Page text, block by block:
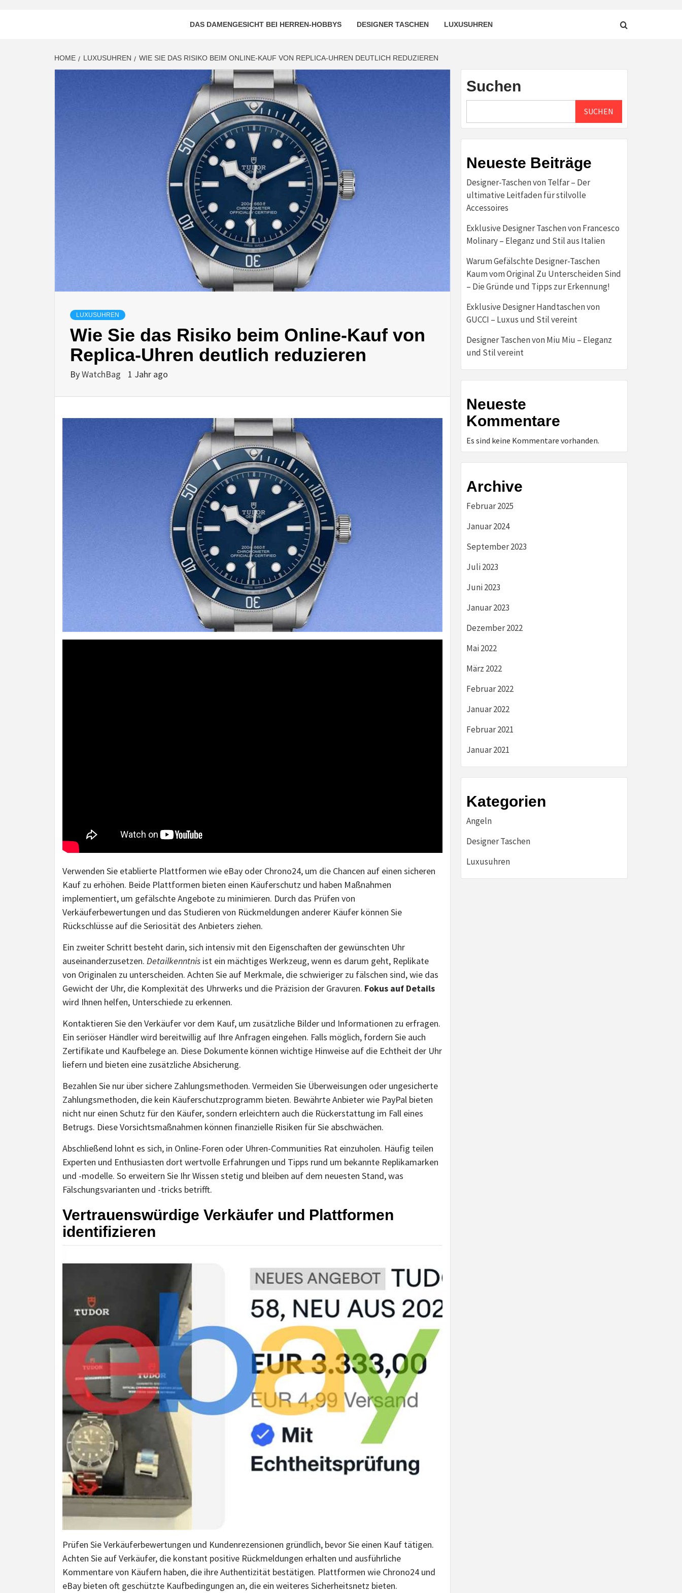
DAS DAMENGESICHT BEI HERREN-HOBBYS DESIGNER TASCHEN LUXUSUHREN
HOME LUXUSUHREN WIE SIE DAS RISIKO BEIM ONLINE-KAUF VON REPLICA-UHREN DEUTLICH REDUZIEREN
LUXUSUHREN
Wie Sie das Risiko beim Online-Kauf von
Replica-Uhren deutlich reduzieren
ByWatchBag 1 Jahr ago
Verwenden Sie etablierte Plattformen wie eBay oder Chrono24, um die Chancen auf einen sicheren
Kauf zu erhöhen. Beide Plattformen bieten einen Käuferschutz und haben Maßnahmen
implementiert, um gefälschte Angebote zu minimieren. Durch das Prüfen von
Verkäuferbewertungen und das Studieren von Rückmeldungen anderer Käufer können Sie
Rückschlüsse auf die Seriosität des Anbieters ziehen.
Ein zweiter Schritt besteht darin, sich intensiv mit den Eigenschaften der gewünschten Uhr
auseinanderzusetzen. Detailkenntnis ist ein mächtiges Werkzeug, wenn es darum geht, Replikate
von Originalen zu unterscheiden. Achten Sie auf Merkmale, die schwieriger zu fälschen sind, wie das
Gewicht der Uhr, die Komplexität des Uhrwerks und die Präzision der Gravuren. Fokus auf Details
wird Ihnen helfen, Unterschiede zu erkennen.
Kontaktieren Sie den Verkäufer vor dem Kauf, um zusätzliche Bilder und Informationen zu erfragen.
Ein seriöser Händler wird bereitwillig auf Ihre Anfragen eingehen. Falls möglich, fordern Sie auch
Zertifikate und Kaufbelege an. Diese Dokumente können wichtige Hinweise auf die Echtheit der Uhr
liefern und bieten eine zusätzliche Absicherung.
Bezahlen Sie nur über sichere Zahlungsmethoden. Vermeiden Sie Überweisungen oder ungesicherte
Zahlungsmethoden, die kein Käuferschutzprogramm bieten. Bewährte Anbieter wie PayPal bieten
nicht nur einen Schutz für den Käufer, sondern erleichtern auch die Rückerstattung im Fall eines
Betrugs. Diese Vorsichtsmaßnahmen können finanzielle Risiken für Sie abschwächen.
Abschließend lohnt es sich, in Online-Foren oder Uhren-Communities Rat einzuholen. Häufig teilen
Experten und Enthusiasten dort wertvolle Erfahrungen und Tipps rund um bekannte Replikamarken
und -modelle. So erweitern Sie Ihr Wissen stetig und bleiben auf dem neuesten Stand, was
Fälschungsvarianten und -tricks betrifft.
Vertrauenswürdige Verkäufer und Plattformen
identifizieren
Prüfen Sie Verkäuferbewertungen und Kundenrezensionen gründlich, bevor Sie einen Kauf tätigen.
Achten Sie auf Verkäufer, die konstant positive Rückmeldungen erhalten und ausführliche
Kommentare von Käufern haben, die ihre Authentizität bestätigen. Plattformen wie Chrono24 und
eBay bieten oft geschützte Kaufbedingungen an, die ein weiteres Sicherheitsnetz bieten.
Suchen
SUCHEN
Neueste Beiträge
Designer-Taschen von Telfar – Der
ultimative Leitfaden für stilvolle
Accessoires
Exklusive Designer Taschen von Francesco
Molinary – Eleganz und Stil aus Italien
Warum Gefälschte Designer-Taschen
Kaum vom Original Zu Unterscheiden Sind
– Die Gründe und Tipps zur Erkennung!
Exklusive Designer Handtaschen von
GUCCI – Luxus und Stil vereint
Designer Taschen von Miu Miu – Eleganz
und Stil vereint
Neueste
Kommentare
Es sind keine Kommentare vorhanden.
Archive
Februar 2025
Januar 2024
September 2023
Juli 2023
Juni 2023
Januar 2023
Dezember 2022
Mai 2022
März 2022
Februar 2022
Januar 2022
Februar 2021
Januar 2021
Kategorien
Angeln
Designer Taschen
Luxusuhren